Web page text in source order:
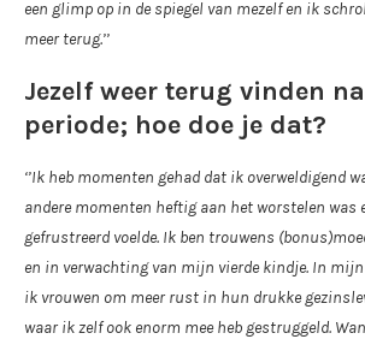
een glimp op in de spiegel van mezelf en ik
meer terug.’’
Jezelf weer terug vinden
periode; hoe doe je dat?
‘’Ik heb momenten gehad dat ik overweldigend
andere momenten heftig aan het worstelen was
gefrustreerd voelde. Ik ben trouwens
en in verwachting van mijn vierde kindje. In
ik vrouwen om meer rust in hun drukke
waar ik zelf ook enorm mee heb gestruggeld.